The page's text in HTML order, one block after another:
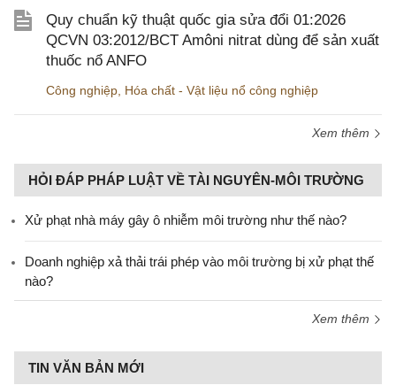
Quy chuẩn kỹ thuật quốc gia sửa đổi 01:2026
QCVN 03:2012/BCT Amôni nitrat dùng để sản xuất
thuốc nổ ANFO
Công nghiệp Hóa chất - Vật liệu nổ công nghiệp
Xem thêm
HỎI ĐÁP PHÁP LUẬT VỀ TÀI NGUYÊN-MÔI TRƯỜNG
Xử phạt nhà máy gây ô nhiễm môi trường như thế nào?
Doanh nghiệp xả thải trái phép vào môi trường bị xử phạt thế
nào?
Xem thêm
TIN VĂN BẢN MỚI